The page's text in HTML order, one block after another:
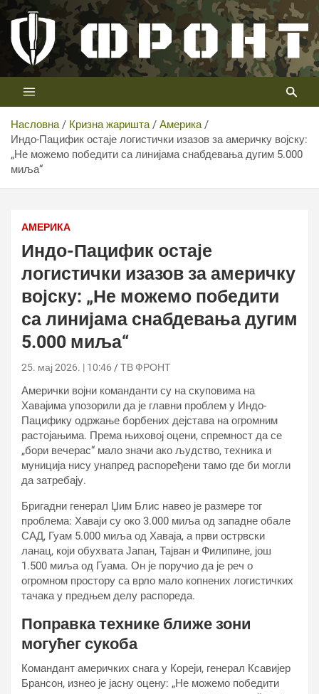
Скип
цонтент
Телевизија ФРОНТ
Први војни канал у Србији
Насловна Кризна жаришта
Америка
Индо-Пацифик остаје логистички изазов за америчку војску:
„Не можемо победити са линијама снабдевања дугим 5.000
миља“
АМЕРИКА
Индо-Пацифик остаје
логистички изазов за америчку
војску: „Не можемо победити
са линијама снабдевања дугим
5.000 миља“
25. мај 2026. | 10:46 ТВ ФРОНТ
Амерички војни команданти су на скуповима на
Хавајима упозорили да је главни проблем у Индо-
Пацифику одржање борбених дејстава на огромним
растојањима. Према њиховој оцени, спремност да се
„бори вечерас“ мало значи ако људство, техника и
муниција нису унапред распоређени тамо где би могли
да затребају.
Бригадни генерал Џим Блис навео је размере тог
проблема: Хаваји су око 3.000 миља од западне обале
САД, Гуам 5.000 миља од Хаваја, а први острвски
ланац, који обухвата Јапан, Тајван и Филипине, још
1.500 миља од Гуама. Он је поручио да је реч о
огромном простору са врло мало копнених логистичких
тачака у предњем делу распореда.
Поправка технике ближе зони
могућег сукоба
Командант америчких снага у Кореји, генерал Ксавијер
Брансон, изнео је јасну оцену: „Не можемо победити